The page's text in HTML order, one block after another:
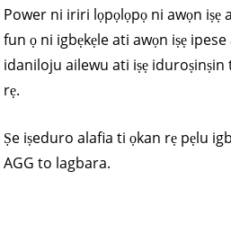
Power ni iriri lọpọlọpọ ni awọn iṣẹ
fun ọ ni igbẹkẹle ati awọn iṣẹ
idaniloju ailewu ati iṣẹ iduroṣinṣin
rẹ.
Ṣe iṣeduro alafia ti ọkan rẹ pẹlu
AGG to lagbara.